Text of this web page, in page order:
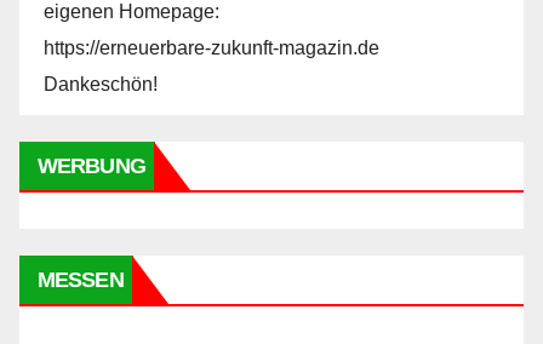
eigenen Homepage:
https://erneuerbare-zukunft-magazin.de
Dankeschön!
WERBUNG
MESSEN